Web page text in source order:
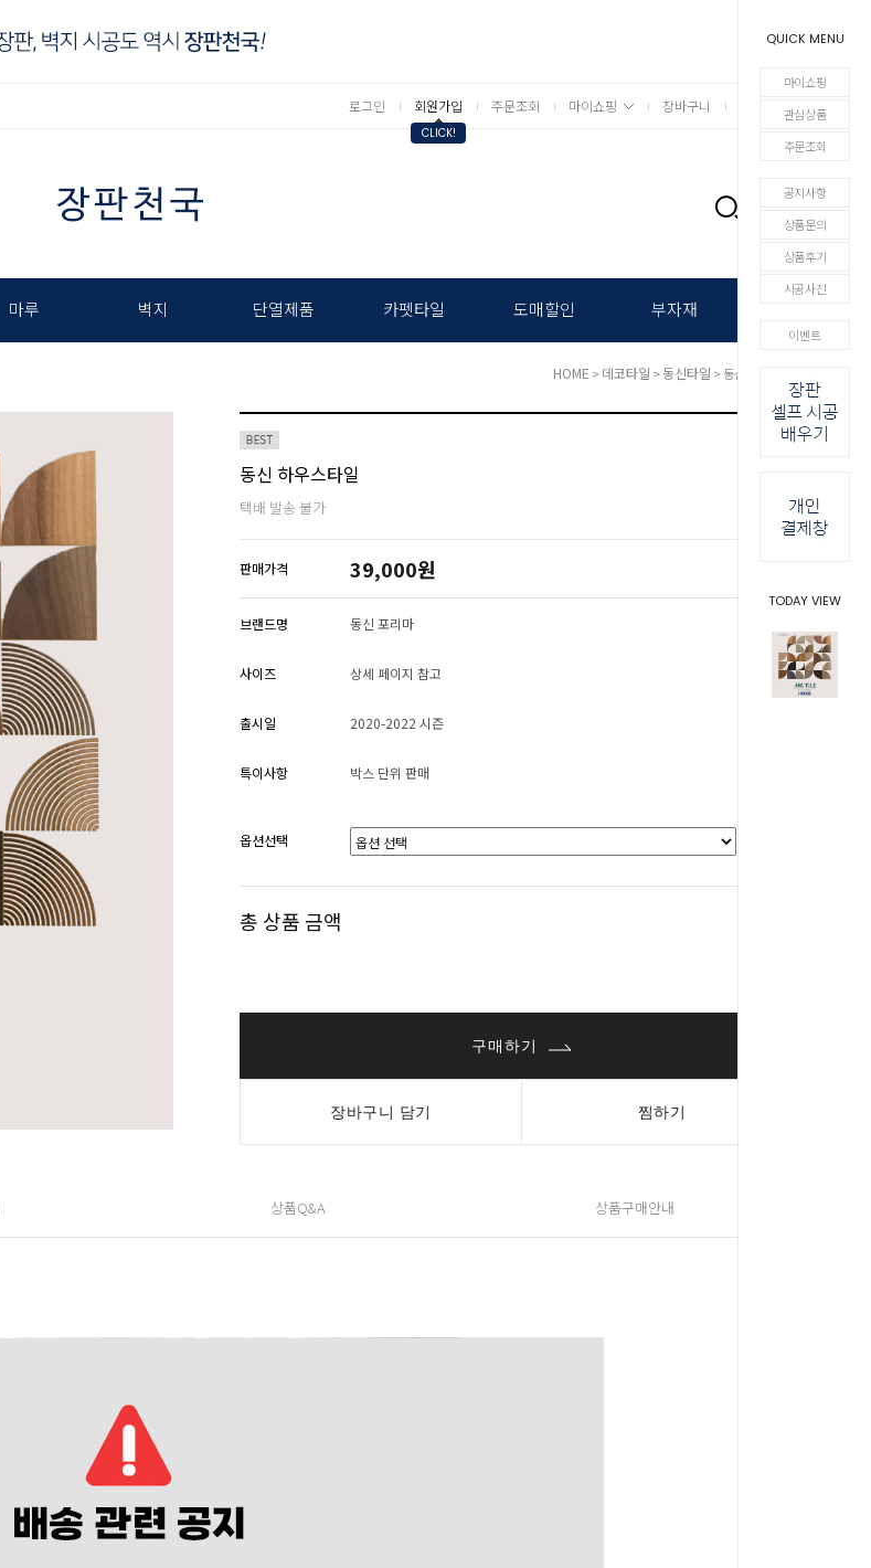
QUICK MENU
마이쇼핑
관심상품
주문조회
공지사항
상품문의
상품후기
시공사진
이벤트
TODAY VIEW
로그인 회원가입
CLICK!
주문조회 마이쇼핑 장바구니
0
마루 벽지 단열제품 카펫타일 도매할인 부자재
HOME >데코타일 >동신타일 > 동신 하우스타일
동신 하우스타일
택배 발송 불가
판매가격 39,000원
브랜드명 동신 포리마
사이즈 상세 페이지 참고
출시일 2020-2022 시즌
특이사항 박스 단위 판매
옵션선택
총 상품 금액
구매하기
장바구니 담기 찜하기
상품Q&A 상품구매안내